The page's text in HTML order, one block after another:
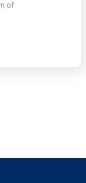
of